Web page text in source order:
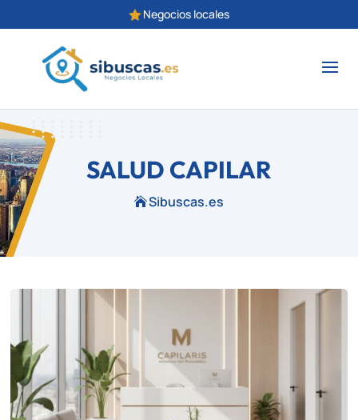
Negocios locales
SALUD CAPILAR
Sibuscas.es